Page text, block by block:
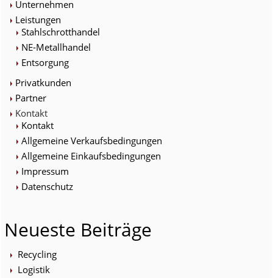
Unternehmen
Leistungen
Stahlschrotthandel
NE-Metallhandel
Entsorgung
Privatkunden
Partner
Kontakt
Kontakt
Allgemeine Verkaufsbedingungen
Allgemeine Einkaufsbedingungen
Impressum
Datenschutz
Neueste Beiträge
Recycling
Logistik